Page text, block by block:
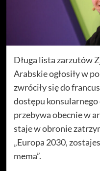
Długa lista zarzutów
Arabskie ogłosiły w
zwróciły się do
dostępu
przebywa obecnie w
staje w obronie
„Europa 2030,
mema”.